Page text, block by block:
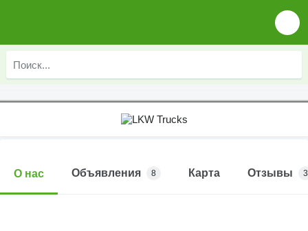
О нас Объявления 8 Карта Отзывы 3